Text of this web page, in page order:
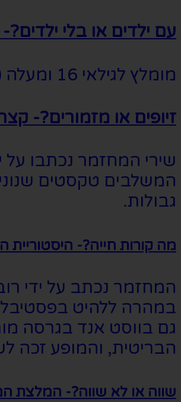
עם ילדים או בלי
מומלץ לגילאי 16 ומעלה (מסיבות של שפה חזקה, תכנים מיניים ובדיחות פרובוקטיביות).
זיופים או מזמורים?-
שירי המחזמר נכתבו על
המשלבים טקסטים
גבולות.
מה קורות חייה?- היסטוריית
במהרה ללהיט
גם בווסט אנד בגרסה
הבריטית, והמופע זכה
שווה או לא שווה?- המלצת